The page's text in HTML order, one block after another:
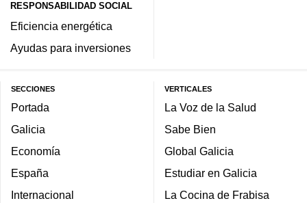
RESPONSABILIDAD SOCIAL
Eficiencia energética
Ayudas para inversiones
SECCIONES
Portada
Galicia
Economía
España
Internacional
VERTICALES
La Voz de la Salud
Sabe Bien
Global Galicia
Estudiar en Galicia
La Cocina de Frabisa